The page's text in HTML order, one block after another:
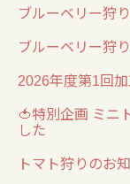
ブルーベリー狩
ブルーベリー狩
2026年度第1回
🍅特別企画 ミ
した
トマト狩りのお